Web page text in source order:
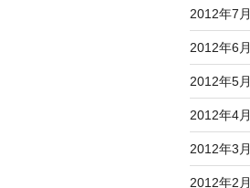
2012年7月
2012年6月
2012年5月
2012年4月
2012年3月
2012年2月